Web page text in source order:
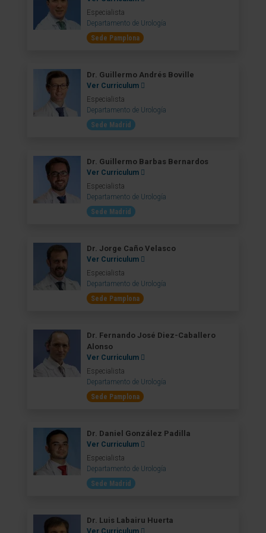
Especialista
Departamento de Urología
Sede Pamplona
Dr. Guillermo Andrés Boville
Ver Curriculum
Especialista
Departamento de Urología
Sede Madrid
Dr. Guillermo Barbas Bernardos
Ver Curriculum
Especialista
Departamento de Urología
Sede Madrid
Dr. Jorge Caño Velasco
Ver Curriculum
Especialista
Departamento de Urología
Sede Pamplona
Dr. Fernando José Diez-Caballero
Alonso
Ver Curriculum
Especialista
Departamento de Urología
Sede Pamplona
Dr. Daniel González Padilla
Ver Curriculum
Especialista
Departamento de Urología
Sede Madrid
Dr. Luis Labairu Huerta
Ver Curriculum